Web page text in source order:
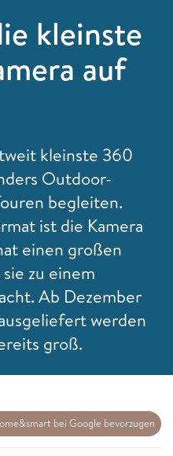
kleinste
auf
kleinste 360
Outdoor-
begleiten.
ist die Kamera
einen großen
zu einem
Ab Dezember
werden
groß.
bei Google bevorzugen